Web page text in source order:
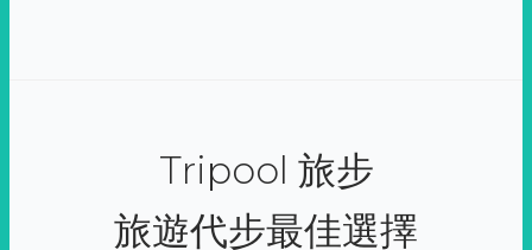
Tripool 旅步
旅遊代步最佳選擇